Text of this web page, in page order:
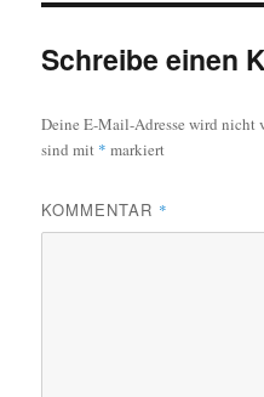
Schreibe einen
Deine E-Mail-Adresse wird nicht
sind mit * markiert
KOMMENTAR *